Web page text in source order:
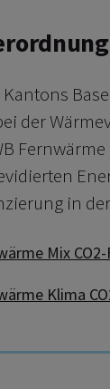
Kantons
der
in
Fernwärme
Mix
Fernwärme
Klima